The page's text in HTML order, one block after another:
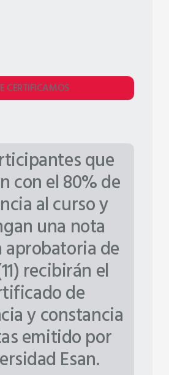
CERTIFICAMOS
que
con el 80% de
al curso y
una nota
de
recibirán el
de
y constancia
emitido por
Esan.